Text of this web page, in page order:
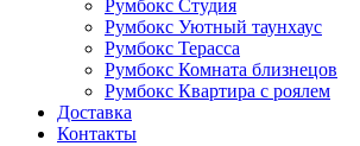
Румбокс Студия
Румбокс Уютный таунхаус
Румбокс Терасса
Румбокс Комната близнецов
Румбокс Квартира с роялем
Доставка
Контакты